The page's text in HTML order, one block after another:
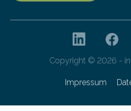
Copyright © 2026 -
Impressum